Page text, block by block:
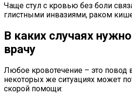
Чаще стул с кровью без боли
глистными инвазиями, раком
В каких случаях
врачу
Любое кровотечение – это повод
некоторых же ситуациях может
скорой помощи: